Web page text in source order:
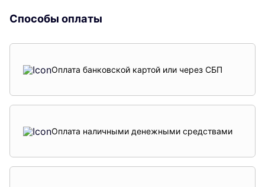
Способы оплаты
Оплата банковской картой или через СБП
Оплата наличными денежными средствами